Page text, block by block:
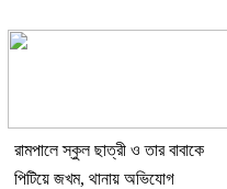
রামপালে স্কুল ছাত্রী ও তার বাবাকে
পিটিয়ে জখম, থানায় অভিযোগ